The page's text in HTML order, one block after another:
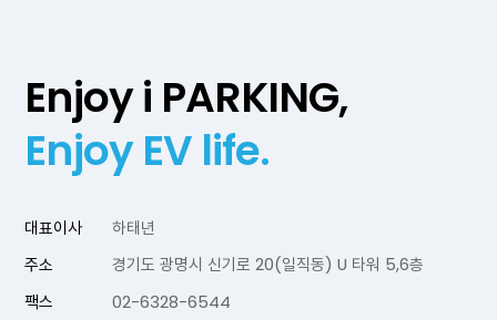
Enjoy i PARKING,
Enjoy EV life.
대표이사
하태년
주소
경기도 광명시 신기로 20(일직동) U 타워 5,6층
팩스
02-6328-6544